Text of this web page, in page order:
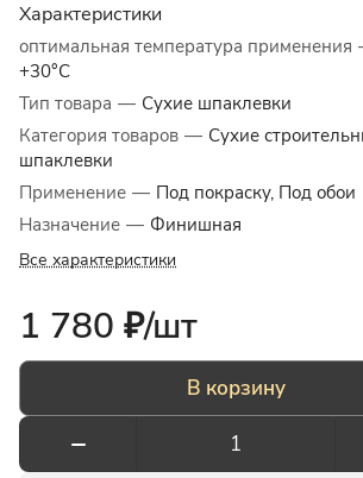
Характеристики
оптимальная температура применения
+30°C
Тип товара — Сухие шпаклевки
Категория товаров — Сухие
шпаклевки
Применение — Под покраску, Под обои
Назначение — Финишная
Все характеристики
1 780 ₽/шт
В корзину